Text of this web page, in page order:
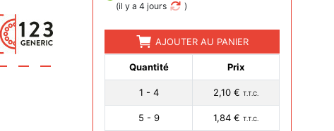
(il y a 4 jours )
AJOUTER AU PANIER
Quantité Prix
1 - 4 2,10 € T.T.C.
5 - 9 1,84 € T.T.C.